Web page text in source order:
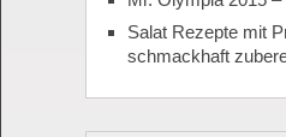
Salat Rezepte mit
schmackhaft